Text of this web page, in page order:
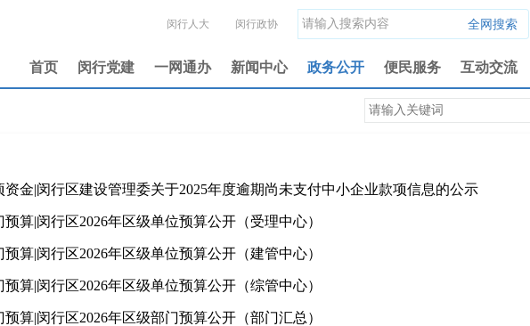
闵行人大 闵行政协
首页 闵行党建 一网通办 新闻中心 政务公开 便民服务 互动交流
资金|闵行区建设管理委关于2025年度逾期尚未支付中小企业款项信息的公示
预算|闵行区2026年区级单位预算公开（受理中心）
预算|闵行区2026年区级单位预算公开（建管中心）
预算|闵行区2026年区级单位预算公开（综管中心）
预算|闵行区2026年区级部门预算公开（部门汇总）